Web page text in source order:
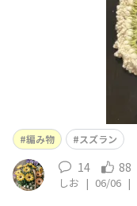
編み物 スズラン
14 88
しお | 06/06 |